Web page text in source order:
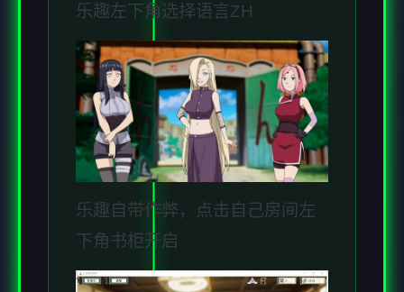
乐趣左下角选择语言ZH
乐趣自带作弊，点击自己房间左
下角书柜开启